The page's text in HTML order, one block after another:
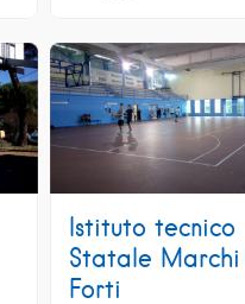
Istituto tecnico
Statale Marchi
Forti